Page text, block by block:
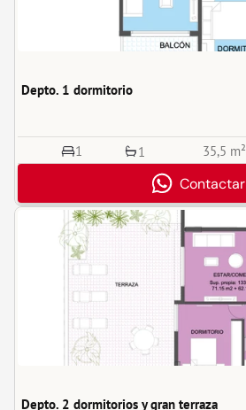
Depto. 1 dormitorio
1 1 35,5 m²
Contactar
Depto. 2 dormitorios y gran terraza